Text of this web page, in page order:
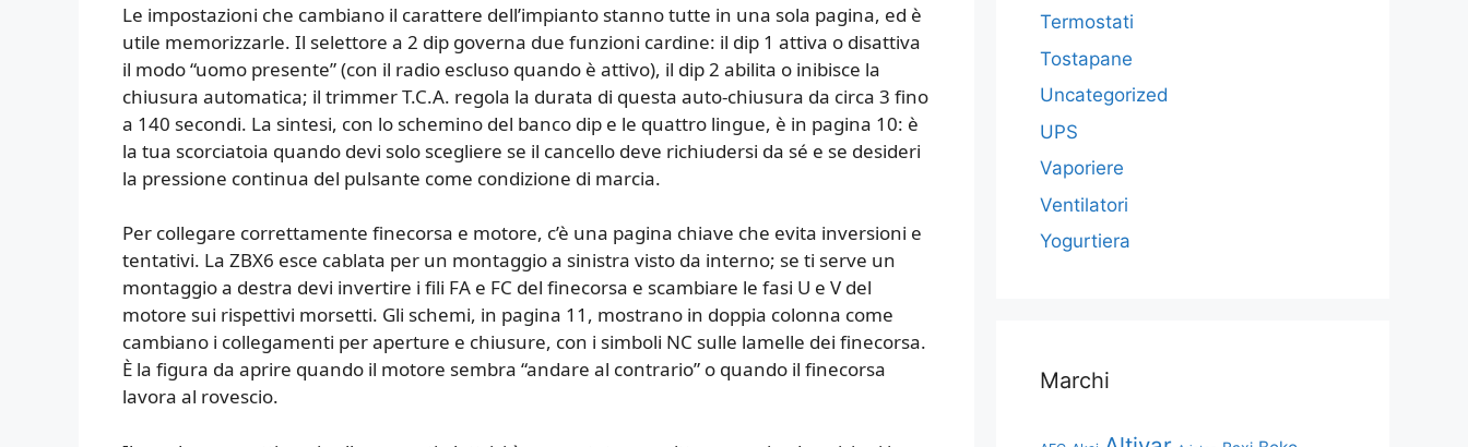
Le impostazioni che cambiano il carattere dell’impianto stanno tutte in una sola pagina, ed è
utile memorizzarle. Il selettore a 2 dip governa due funzioni cardine: il dip 1 attiva o disattiva
il modo “uomo presente” (con il radio escluso quando è attivo), il dip 2 abilita o inibisce la
chiusura automatica; il trimmer T.C.A. regola la durata di questa auto-chiusura da circa 3 fino
a 140 secondi. La sintesi, con lo schemino del banco dip e le quattro lingue, è in pagina 10: è
la tua scorciatoia quando devi solo scegliere se il cancello deve richiudersi da sé e se desideri
la pressione continua del pulsante come condizione di marcia.
Per collegare correttamente finecorsa e motore, c’è una pagina chiave che evita inversioni e
tentativi. La ZBX6 esce cablata per un montaggio a sinistra visto da interno; se ti serve un
montaggio a destra devi invertire i fili FA e FC del finecorsa e scambiare le fasi U e V del
motore sui rispettivi morsetti. Gli schemi, in pagina 11, mostrano in doppia colonna come
cambiano i collegamenti per aperture e chiusure, con i simboli NC sulle lamelle dei finecorsa.
È la figura da aprire quando il motore sembra “andare al contrario” o quando il finecorsa
lavora al rovescio.
Termostati
Tostapane
Uncategorized
UPS
Vaporiere
Ventilatori
Yogurtiera
Marchi